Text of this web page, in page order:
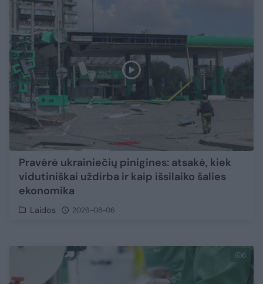
Pravėrė ukrainiečių pinigines: atsakė, kiek
vidutiniškai uždirba ir kaip išsilaiko šalies
ekonomika
Laidos 2026-08-06
6